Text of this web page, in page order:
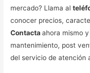
mercado? Llama al
conocer precios,
Contactaahora mismo
mantenimiento, post
del servicio de atención